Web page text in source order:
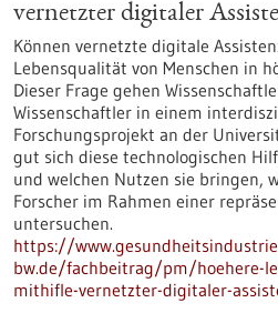
vernetzter digitaler
Können vernetzte digitale
Lebensqualität von Menschen in
Dieser Frage gehen
Wissenschaftler in einem
Forschungsprojekt an der
gut sich diese technologischen
und welchen Nutzen sie bringen,
Forscher im Rahmen einer
untersuchen.
https://
bw.de/fachbeitrag/pm/hoehere-
mithifle-vernetzter-digitaler-